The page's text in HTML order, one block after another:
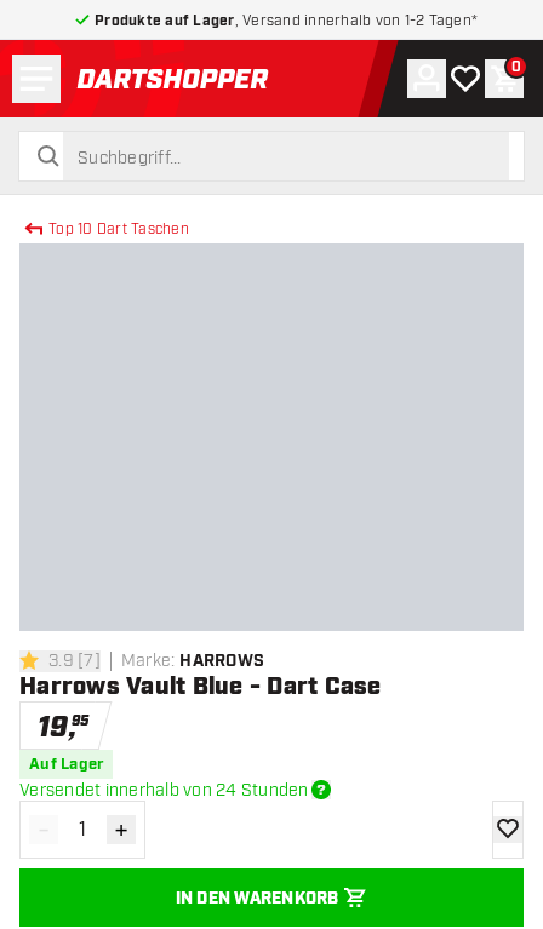
Produkte auf Lager , Versand innerhalb von 1-2 Tagen*
zurück zur Startseite
suchen
suchen
Konto
Meine 0
Top 10 Dart Taschen
3.9 Bewertungssterne
3.9 [7] Marke: HARROWS
Harrows Vault Blue - Dart Case
19,95
Auf Lager
Versendet innerhalb von 24 Stunden
Menge verringern
- Menge erhöhen
+
IN DEN WARENKORB
Zur